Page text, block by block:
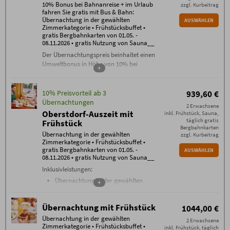
10% Bonus bei Bahnanreise + im Urlaub
fahren Sie gratis mit Bus & Bahn:
Übernachtung in der gewählten
Zimmerkategorie • Frühstücksbuffet •
gratis Bergbahnkarten von 01.05. -
08.11.2026 • gratis Nutzung von Sauna__
Der Übernachtungspreis beinhaltet einen
Umweltbonus in Höhe von 10% bei
Übernachtung in der gewählten
Zimmerkategorie
Frühstücksbuffet
gratis WLAN im gesamten Haus
täglich freie Nutzung der Sauna
Bergbahn unlimited: täglich gratis
Tickets für alle Bergbahnen
Oberstdorf / Kleinwalsertal (je nach
Öffnungszeiten der Bergbahnen im
Sommerbetrieb) von 01.05. bis
Buchungsbedingungen
Es gelten dieBuchungsbedingungen(PDF) des
Hotel Mohren, Reisigl herzlich GmbH, Marktplatz 6,
87561 Oberstdorf
+
zzgl. Kurbeitrag
AUSWÄHLEN
10% Preisvorteil ab 3
Übernachtungen
Oberstdorf-Auszeit mit
Frühstück
Übernachtung in der gewählten
Zimmerkategorie • Frühstücksbuffet •
gratis Bergbahnkarten von 01.05. -
08.11.2026 • gratis Nutzung von Sauna__
Inklusivleistungen:
Übernachtung in der gewählten
Zimmerkategorie
gratis WLAN im gesamten Haus
täglich freie Nutzung der Sauna
Bergbahn unlimited: täglich gratis
+
939,60 €
2 Erwachsene
inkl. Frühstück, Sauna,
täglich gratis
Bergbahnkarten
zzgl. Kurbeitrag
AUSWÄHLEN
Übernachtung mit Frühstück
Übernachtung in der gewählten
Zimmerkategorie • Frühstücksbuffet •
1044,00 €
2 Erwachsene
inkl. Frühstück, täglich